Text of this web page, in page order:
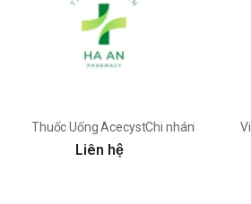
Thuốc Uống AcecystChi nhánh công
Liên hệ